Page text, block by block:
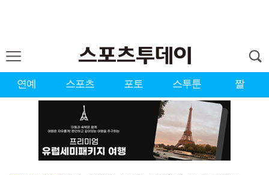
연예 스포츠 포토 스투툰 짤